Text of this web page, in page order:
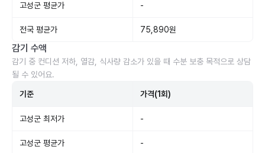
고성군 평균가 -
전국 평균가 75,890원
감기 수액
감기 중 컨디션 저하, 열감, 식사량 감소가 있을 때 수분 보충 목적으로 상담
될 수 있어요.
기준 가격(1회)
고성군 최저가 -
고성군 평균가 -